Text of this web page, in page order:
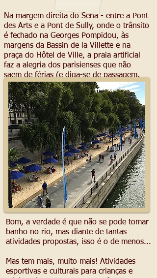
Na margem direita do Sena - entre a Pont
des Arts e a Pont de Sully, onde o trânsito
é fechado na Georges Pompidou, às
margens da Bassin de la Villette e na
praça do Hôtel de Ville, a praia artificial
faz a alegria dos parisienses que não
saem de férias (e diga-se de passagem,
adoram tomar um solzinho) e dos
turistas.
Bom, a verdade é que não se pode tomar
banho no rio, mas diante de tantas
atividades propostas, isso é o de menos...
Mas tem mais, muito mais! Atividades
esportivas e culturais para crianças e